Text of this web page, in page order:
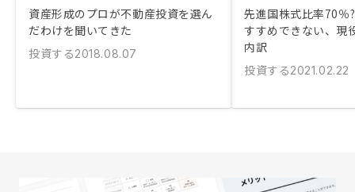
資産形成のプロが不動産投資を選ん
だわけを聞いてきた
投資する2018.08.07
先進国株式比率70％
すすめできない、現
内訳
投資する2021.02.22